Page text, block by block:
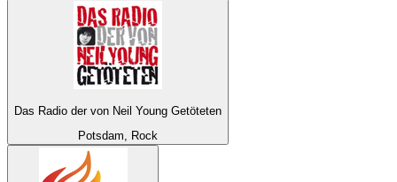
Das Radio der von Neil Young Getöteten
Potsdam, Rock